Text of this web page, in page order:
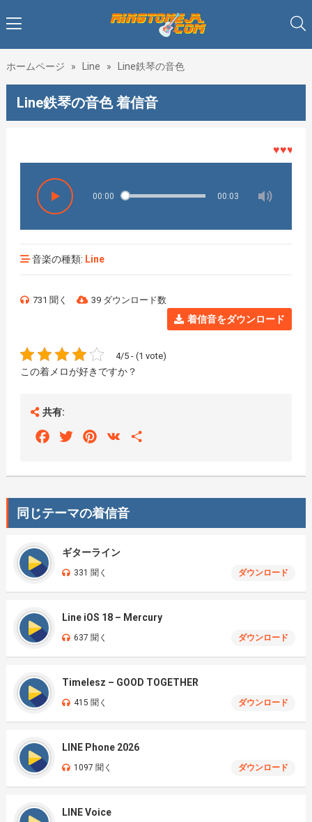
ホームページ » Line » Line鉄琴の音色
Line鉄琴の音色 着信音
♥♥♥着メ
00:00 00:03
音楽の種類: Line
731 聞く 39 ダウンロード数
着信音をダウンロード
4/5 - (1 vote)
この着メロが好きですか？
共有:
FacebookTwitterPinterest
VK
同じテーマの着信音
ギターライン
331 聞く ダウンロード
Line iOS 18 – Mercury
637 聞く ダウンロード
Timelesz – GOOD TOGETHER
415 聞く ダウンロード
LINE Phone 2026
1097 聞く ダウンロード
LINE Voice